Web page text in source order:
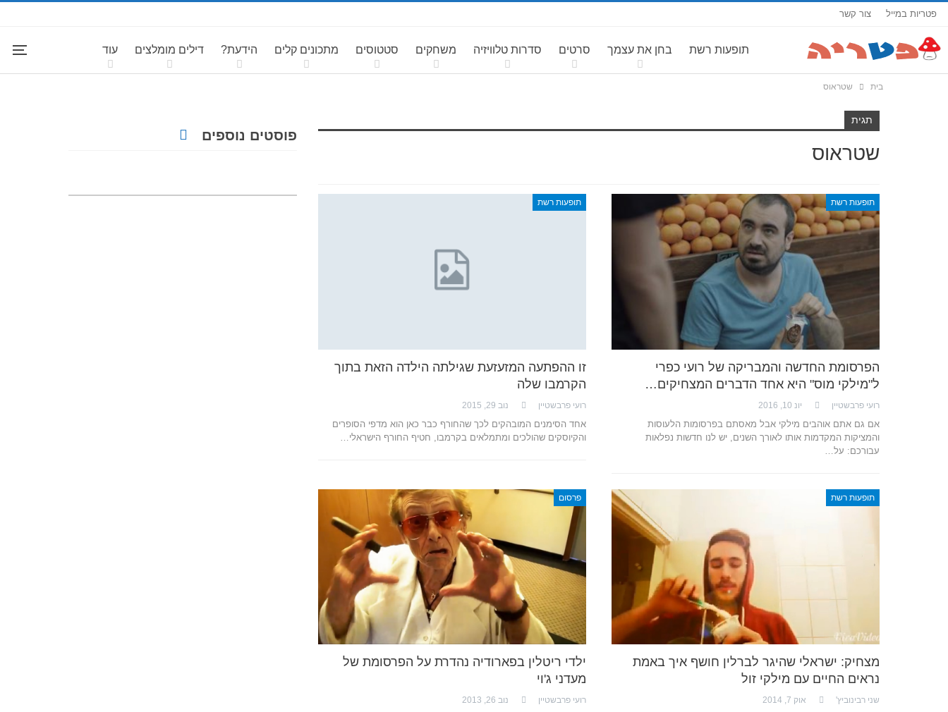
פטריות במייל צור קשר
תופעות רשת בחן את עצמך סרטים סדרות טלוויזיה משחקים סטטוסים מתכונים קלים הידעת? דילים מומלצים עוד
בית שטראוס
תגית
שטראוס
תופעות רשת
הפרסומת החדשה והמבריקה של רועי כפרי
ל"מילקי מוס" היא אחד הדברים המצחיקים…
רועי פרבשטיין יונ 10, 2016
אם גם אתם אוהבים מילקי אבל מאסתם בפרסומות הלעוסות
והמציקות המקדמות אותו לאורך השנים, יש לנו חדשות נפלאות
עבורכם: על…
תופעות רשת
זו ההפתעה המזעזעת שגילתה הילדה הזאת בתוך
הקרמבו שלה
רועי פרבשטיין נוב 29, 2015
אחד הסימנים המובהקים לכך שהחורף כבר כאן הוא מדפי הסופרים
והקיוסקים שהולכים ומתמלאים בקרמבו, חטיף החורף הישראלי…
תופעות רשת
מצחיק: ישראלי שהיגר לברלין חושף איך באמת
נראים החיים עם מילקי זול
שני רבינוביץ' אוק 7, 2014
פרסום
ילדי ריטלין בפארודיה נהדרת על הפרסומת של
מעדני ג'וי
רועי פרבשטיין נוב 26, 2013
פוסטים נוספים